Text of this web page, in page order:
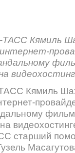
Кямиль
Кямиль
старший